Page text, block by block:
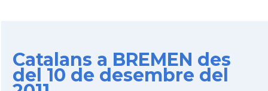
Catalans a BREMEN des
del 10 de desembre del